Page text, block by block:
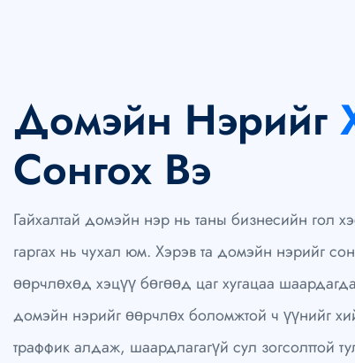
Домэйн Нэрийг
Сонгох Вэ
Гайхалтай домэйн нэр нь таны бизнесийн гол
гаргах нь чухал юм. Хэрэв та домэйн нэрийг
өөрчлөхөд хэцүү бөгөөд цаг хугацаа
домэйн нэрийг өөрчлөх боломжтой ч үүнийг
траффик алдаж, шаардлагагүй сул зогсолттой